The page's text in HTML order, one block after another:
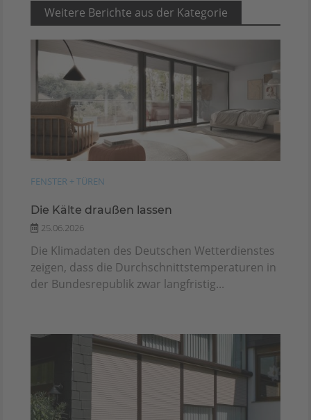
Weitere Berichte aus der Kategorie
FENSTER + TÜREN
Die Kälte draußen lassen
25.06.2026
Die Klimadaten des Deutschen Wetterdienstes
zeigen, dass die Durchschnittstemperaturen in
der Bundesrepublik zwar langfristig...